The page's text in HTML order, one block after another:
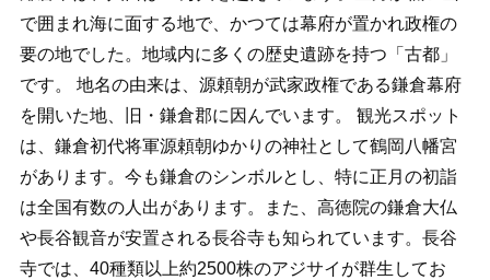
で囲まれ海に面する地で、かつては幕府が置かれ政権の
要の地でした。地域内に多くの歴史遺跡を持つ「古都」
です。 地名の由来は、源頼朝が武家政権である鎌倉幕府
を開いた地、旧・鎌倉郡に因んでいます。 観光スポット
は、鎌倉初代将軍源頼朝ゆかりの神社として鶴岡八幡宮
があります。今も鎌倉のシンボルとし、特に正月の初詣
は全国有数の人出があります。また、高徳院の鎌倉大仏
や長谷観音が安置される長谷寺も知られています。長谷
寺では、40種類以上約2500株のアジサイが群生してお